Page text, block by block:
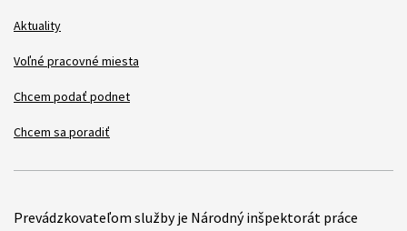
Aktuality
Voľné pracovné miesta
Chcem podať podnet
Chcem sa poradiť
Prevádzkovateľom služby je Národný inšpektorát práce